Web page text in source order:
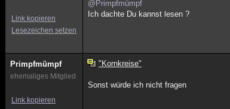
Link kopieren
Lesezeichen setzen
@Primpfmümpf
Ich dachte Du kannst lesen ?
Primpfmümpf
ehemaliges Mitglied
Link kopieren
"Kornkreise"
Sonst würde ich nicht fragen